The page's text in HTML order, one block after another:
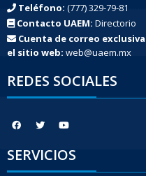
Teléfono: (777) 329-79-81
Contacto UAEM: Directorio
Cuenta de correo
el sitio web: web@uaem.mx
REDES SOCIALES
SERVICIOS